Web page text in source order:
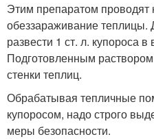
Этим препаратом проводят
обеззараживание теплицы.
развести 1 ст. л. купороса
Подготовленным
стенки теплиц.
Обрабатывая тепличные
купоросом, надо строго
меры безопасности.